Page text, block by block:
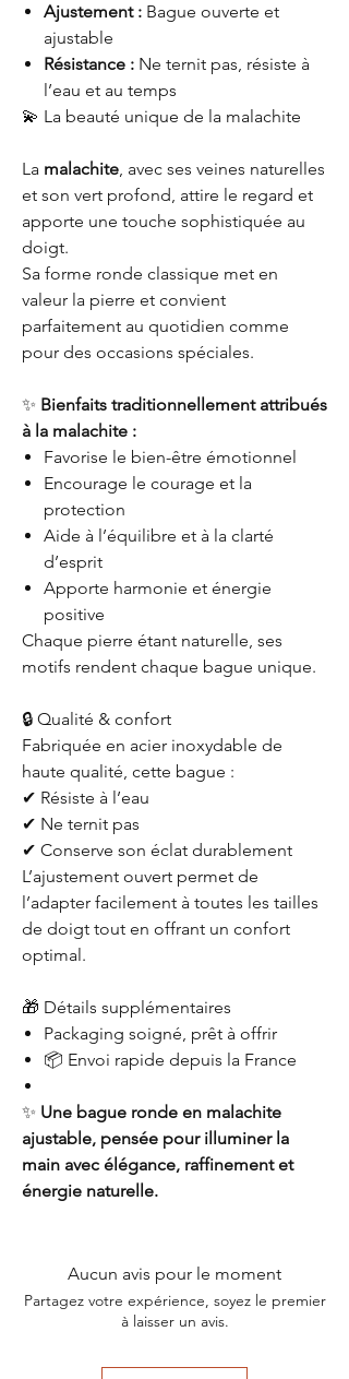
Ajustement : Bague ouverte et
ajustable
Résistance : Ne ternit pas, résiste à
l’eau et au temps
💫 La beauté unique de la malachite
La malachite, avec ses veines naturelles
et son vert profond, attire le regard et
apporte une touche sophistiquée au
doigt.
Sa forme ronde classique met en
valeur la pierre et convient
parfaitement au quotidien comme
pour des occasions spéciales.
✨ Bienfaits traditionnellement attribués
à la malachite :
Favorise le bien-être émotionnel
Encourage le courage et la
protection
Aide à l’équilibre et à la clarté
d’esprit
Apporte harmonie et énergie
positive
Chaque pierre étant naturelle, ses
motifs rendent chaque bague unique.
🔒 Qualité & confort
Fabriquée en acier inoxydable de
haute qualité, cette bague :
✔ Résiste à l’eau
✔ Ne ternit pas
✔ Conserve son éclat durablement
L’ajustement ouvert permet de
l’adapter facilement à toutes les tailles
de doigt tout en offrant un confort
optimal.
🎁 Détails supplémentaires
Packaging soigné, prêt à offrir
📦 Envoi rapide depuis la France
✨ Une bague ronde en malachite
ajustable, pensée pour illuminer la
main avec élégance, raffinement et
énergie naturelle.
Aucun avis pour le moment
Partagez votre expérience, soyez le premier
à laisser un avis.